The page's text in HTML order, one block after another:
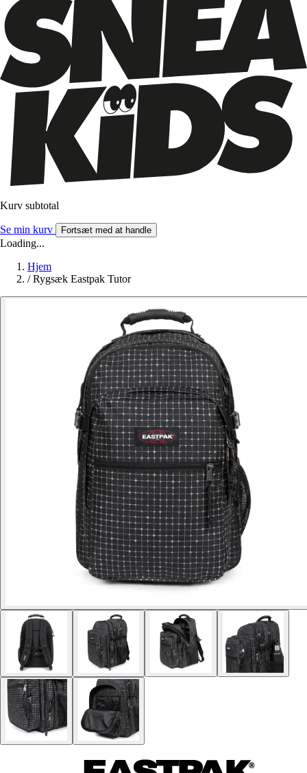
Kurv subtotal
Se min kurv Fortsæt med at handle
Loading...
Hjem
/ Rygsæk Eastpak Tutor